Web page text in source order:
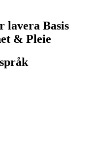
lavera Basis
& Pleie